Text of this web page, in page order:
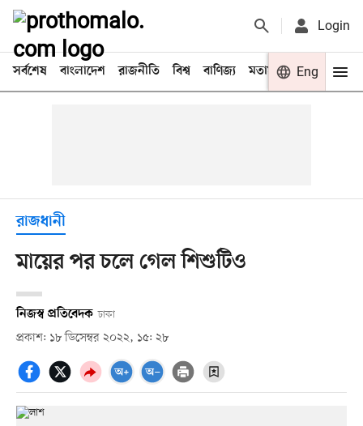
Login
সর্বশেষ বাংলাদেশ রাজনীতি বিশ্ব বাণিজ্য মতামত খেলা
Eng
রাজধানী
মায়ের পর চলে গেল শিশুটিও
নিজস্ব প্রতিবেদক ঢাকা
প্রকাশ: ১৮ ডিসেম্বর ২০২২, ১৫: ২৮